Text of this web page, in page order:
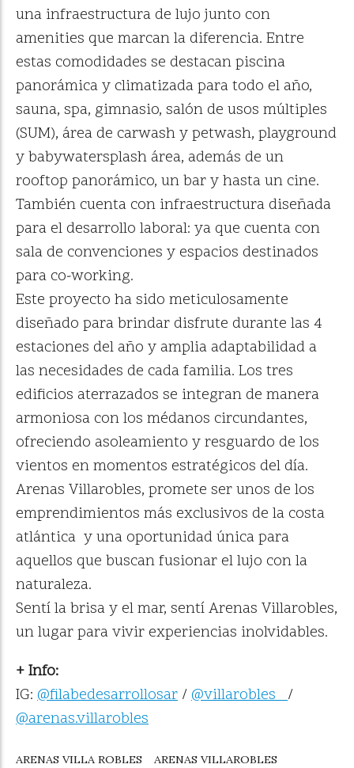
una infraestructura de lujo junto con
amenities que marcan la diferencia. Entre
estas comodidades se destacan piscina
panorámica y climatizada para todo el año,
sauna, spa, gimnasio, salón de usos múltiples
(SUM), área de carwash y petwash, playground
y babywatersplash área, además de un
rooftop panorámico, un bar y hasta un cine.
También cuenta con infraestructura diseñada
para el desarrollo laboral: ya que cuenta con
sala de convenciones y espacios destinados
para co-working.
Este proyecto ha sido meticulosamente
diseñado para brindar disfrute durante las 4
estaciones del año y amplia adaptabilidad a
las necesidades de cada familia. Los tres
edificios aterrazados se integran de manera
armoniosa con los médanos circundantes,
ofreciendo asoleamiento y resguardo de los
vientos en momentos estratégicos del día.
Arenas Villarobles, promete ser unos de los
emprendimientos más exclusivos de la costa
atlántica y una oportunidad única para
aquellos que buscan fusionar el lujo con la
naturaleza.
Sentí la brisa y el mar, sentí Arenas Villarobles,
un lugar para vivir experiencias inolvidables.
+ Info:
IG: @filabedesarrollosar /@villarobles_/
@arenas.villarobles
ARENAS VILLA ROBLES
ARENAS VILLAROBLES